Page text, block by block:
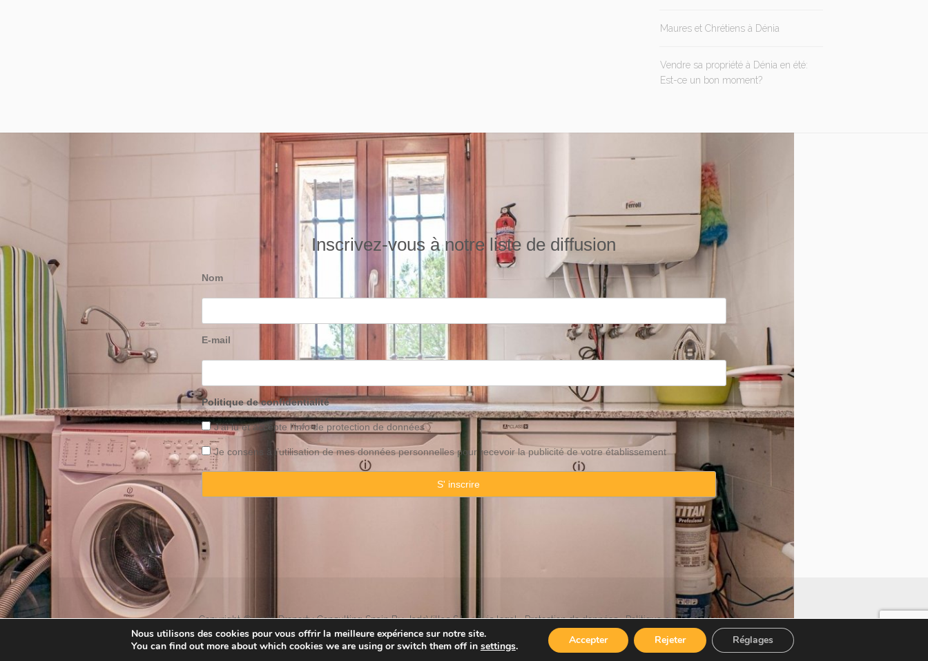
Maures et Chrétiens à Dénia
Vendre sa propriété à Dénia en été:
Est-ce un bon moment?
Inscrivez-vous à notre liste de diffusion
Nom
E-mail
Politique de confidentialité
J’ai lu et accepte l’info de protection de données
Je consens à l’utilisation de mes données personnelles pour recevoir la publicité de votre établissement
Copyright © 2025 Property Consulting Spain By JadeVillas S.L. ·Avis legal·Protection de données·Politique sur les témoins
Nous utilisons des cookies pour vous offrir la meilleure expérience sur notre site.
You can find out more about which cookies we are using or switch them off in settings. Accepter Rejeter Réglages